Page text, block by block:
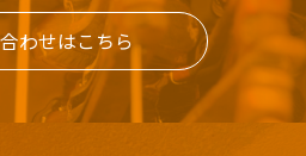
わせはこちら